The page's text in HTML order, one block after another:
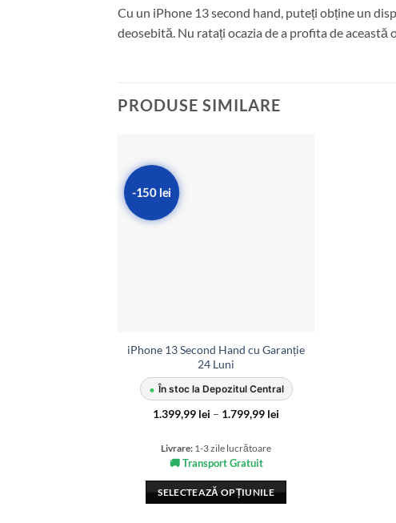
Cu un iPhone 13 second hand, puteți obține un
deosebită. Nu ratați ocazia de a profita de
PRODUSE SIMILARE
-150 lei
iPhone 13 Second Hand cu Garanție
24 Luni
• În stoc la Depozitul Central
1.399,99 lei – 1.799,99 lei
1.799,99 lei
Livrare: 1-3 zile lucrătoare
🚚 Transport Gratuit
SELECTEAZĂ OPȚIUNILE